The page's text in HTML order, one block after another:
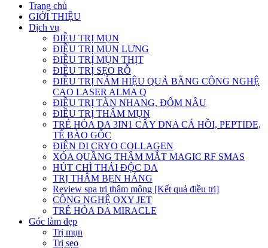
Trang chủ
GIỚI THIỆU
Dịch vụ
ĐIỀU TRỊ MỤN
ĐIỀU TRỊ MỤN LƯNG
ĐIỀU TRỊ MỤN THỊT
ĐIỀU TRỊ SẸO RỖ
ĐIỀU TRỊ NÁM HIỆU QUẢ BẰNG CÔNG NGHỆ
CAO LASER ALMA Q
ĐIỀU TRỊ TÀN NHANG, ĐỐM NÂU
ĐIỀU TRỊ THÂM MỤN
TRẺ HÓA DA 3IN1 CẤY DNA CÁ HỒI, PEPTIDE,
TẾ BÀO GỐC
ĐIỆN DI CRYO COLLAGEN
XÓA QUẦNG THÂM MẮT MAGIC RF SMAS
HÚT CHÌ THẢI ĐỘC DA
TRỊ THÂM BẸN HÁNG
Review spa trị thâm mông [Kết quả điều trị]
CÔNG NGHỆ OXY JET
TRẺ HÓA DA MIRACLE
Góc làm đẹp
Trị mụn
Trị sẹo